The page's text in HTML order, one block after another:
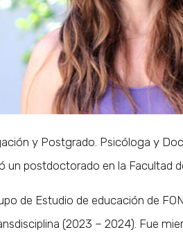
y Postgrado. Psicóloga y
un postdoctorado en la Facultad
de Estudio de educación de
(2023 – 2024). Fue